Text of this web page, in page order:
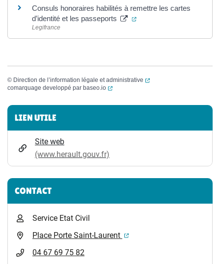
Consuls honoraires habilités à remettre les cartes
d’identité et les passeports
(ouverture dans un
Legifrance
© Direction de l’information légale et administrative
(ouverture dans un
comarquage developpé par baseo.io (ouverture dans un nouvel onglet)
Informations complémentaires
LIEN UTILE
Site web
(www.herault.gouv.fr)
CONTACT
Service Etat Civil
Place Porte Saint-Laurent
(ouverture dans un
04 67 69 75 82